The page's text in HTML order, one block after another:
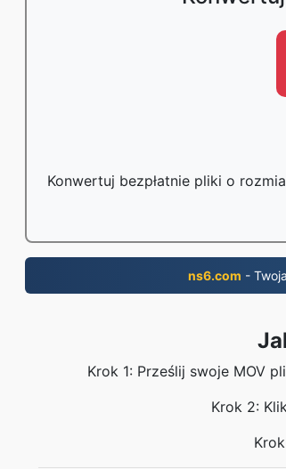
Konwertuj bezpłatnie pliki o
ns6.com -
Krok 1: Prześlij swoje MOV
Krok 2: